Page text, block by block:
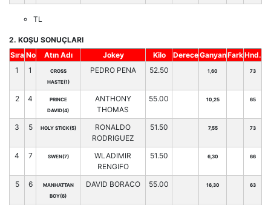
TL
2. KOŞU SONUÇLARI
Sıra No Atın Adı Jokey Kilo DereceGanyanFarkHnd.
1
1
CROSS
HASTE(1)
PEDRO PENA 52.50 1,60 73
2 4
PRINCE
DAVID(4)
ANTHONY
THOMAS
55.00 10,25 65
3 5 HOLY STICK(5)
RONALDO
RODRIGUEZ
51.50 7,55 73
4 7 SWEN(7)
WLADIMIR
RENGIFO
51.50 6,30 66
5 6
MANHATTAN
BOY(6)
DAVID BORACO 55.00 16,30 63